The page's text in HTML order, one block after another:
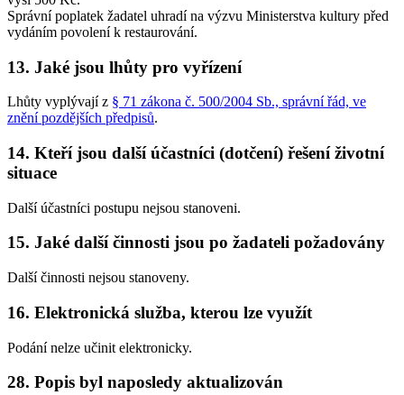
Správní poplatek žadatel uhradí na výzvu Ministerstva kultury před
vydáním povolení k restaurování.
13. Jaké jsou lhůty pro vyřízení
Lhůty vyplývají z § 71 zákona č. 500/2004 Sb., správní řád, ve
znění pozdějších předpisů.
14. Kteří jsou další účastníci (dotčení) řešení životní
situace
Další účastníci postupu nejsou stanoveni.
15. Jaké další činnosti jsou po žadateli požadovány
Další činnosti nejsou stanoveny.
16. Elektronická služba, kterou lze využít
Podání nelze učinit elektronicky.
28. Popis byl naposledy aktualizován